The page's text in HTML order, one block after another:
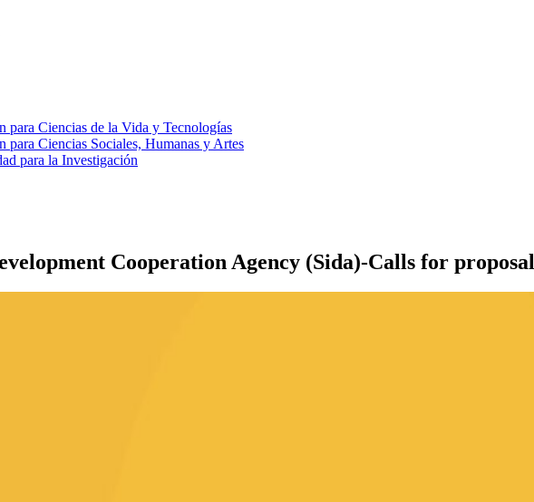
para Ciencias de la Vida y Tecnologías
para Ciencias Sociales, Humanas y Artes
para la Investigación
Cooperation Agency (Sida)-Calls for proposal